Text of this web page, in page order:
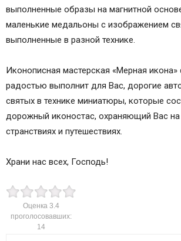
выполненные образы на магнитной
маленькие медальоны с изображением
выполненные в разной технике.
Иконописная мастерская «Мерная
радостью выполнит для Вас, дорогие
святых в технике миниатюры, которые
дорожный иконостас, охраняющий Вас
странствиях и путешествиях.
Храни нас всех, Господь!
Оценка 3.4
проголосовавших:
14